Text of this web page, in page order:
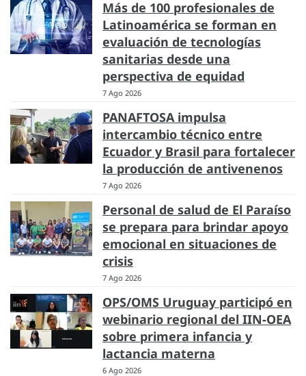
Más de 100 profesionales de
Latinoamérica se forman en
evaluación de tecnologías
sanitarias desde una
perspectiva de equidad
7 Ago 2026
PANAFTOSA impulsa
intercambio técnico entre
Ecuador y Brasil para fortalecer
la producción de antivenenos
7 Ago 2026
Personal de salud de El Paraíso
se prepara para brindar apoyo
emocional en situaciones de
crisis
7 Ago 2026
OPS/OMS Uruguay participó en
webinario regional del IIN-OEA
sobre primera infancia y
lactancia materna
6 Ago 2026